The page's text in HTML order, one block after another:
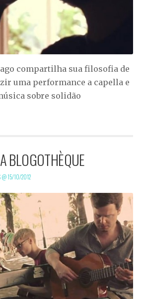
compartilha sua filosofia de
uma performance a capella e
sobre solidão
BLOGOTHÈQUE
@15/10/2012